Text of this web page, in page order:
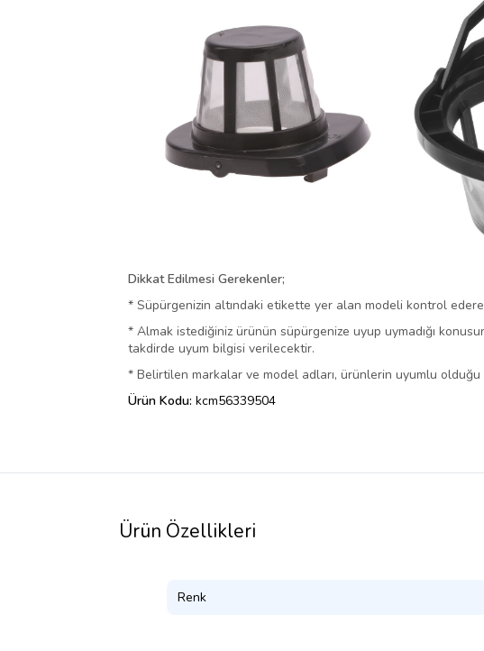
Dikkat Edilmesi Gerekenler;
* Süpürgenizin altındaki etikette yer alan modeli kontrol
* Almak istediğiniz ürünün süpürgenize uyup uymadığı
takdirde uyum bilgisi verilecektir.
* Belirtilen markalar ve model adları, ürünlerin uyumlu
Ürün Kodu: kcm56339504
Ürün Özellikleri
Renk